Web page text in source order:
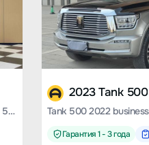
Tank 500 2022 business version with 5 seats
2023 Tank 500
Гарантия 1 - 3 года